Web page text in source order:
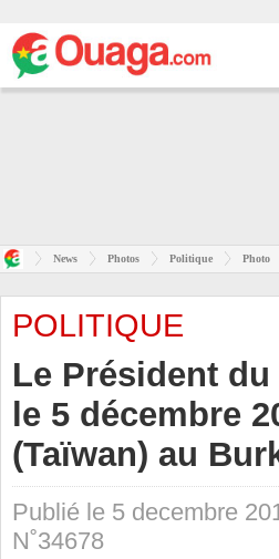
News Photos Politique Photo
POLITIQUE
Le Président
le 5 décembre
(Taïwan) au
Publié le 5 decembre
N˚34678